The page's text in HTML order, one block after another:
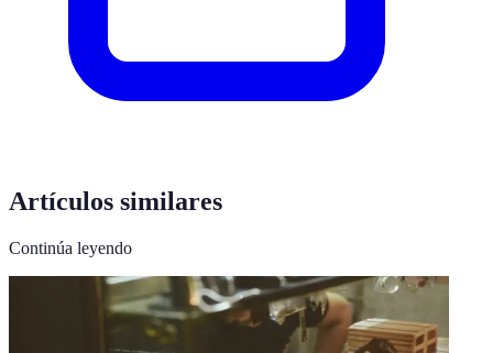
Artículos similares
Continúa leyendo